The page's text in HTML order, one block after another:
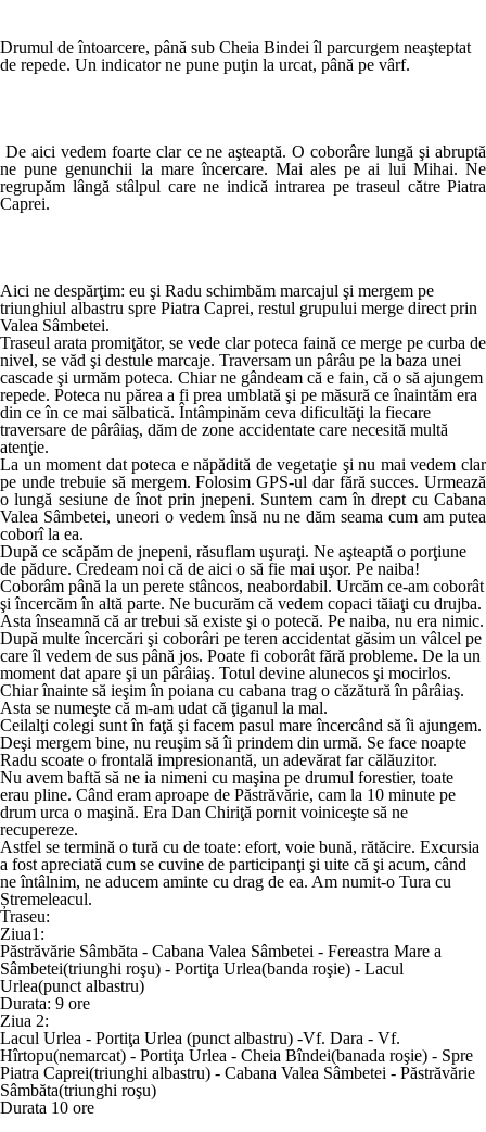
Drumul de întoarcere, până sub Cheia Bindei îl parcurgem neaşteptat
de repede. Un indicator ne pune puţin la urcat, până pe vârf.
De aici vedem foarte clar ce ne aşteaptă. O coborâre lungă şi abruptă
ne pune genunchii la mare încercare. Mai ales pe ai lui Mihai. Ne
regrupăm lângă stâlpul care ne indică intrarea pe traseul către Piatra
Caprei.
Aici ne despărţim: eu şi Radu schimbăm marcajul şi mergem pe
triunghiul albastru spre Piatra Caprei, restul grupului merge direct prin
Valea Sâmbetei.
Traseul arata promiţător, se vede clar poteca faină ce merge pe curba de
nivel, se văd şi destule marcaje. Traversam un pârâu pe la baza unei
cascade şi urmăm poteca. Chiar ne gândeam că e fain, că o să ajungem
repede. Poteca nu părea a fi prea umblată şi pe măsură ce înaintăm era
din ce în ce mai sălbatică. Întâmpinăm ceva dificultăţi la fiecare
traversare de pârâiaş, dăm de zone accidentate care necesită multă
atenţie.
La un moment dat poteca e năpădită de vegetaţie şi nu mai vedem clar
pe unde trebuie să mergem. Folosim GPS-ul dar fără succes. Urmează
o lungă sesiune de înot prin jnepeni. Suntem cam în drept cu Cabana
Valea Sâmbetei, uneori o vedem însă nu ne dăm seama cum am putea
coborî la ea.
După ce scăpăm de jnepeni, răsuflam uşuraţi. Ne aşteaptă o porţiune
de pădure. Credeam noi că de aici o să fie mai uşor. Pe naiba!
Coborâm până la un perete stâncos, neabordabil. Urcăm ce-am coborât
şi încercăm în altă parte. Ne bucurăm că vedem copaci tăiaţi cu drujba.
Asta înseamnă că ar trebui să existe şi o potecă. Pe naiba, nu era nimic.
După multe încercări şi coborâri pe teren accidentat găsim un vâlcel pe
care îl vedem de sus până jos. Poate fi coborât fără probleme. De la un
moment dat apare şi un pârâiaş. Totul devine alunecos şi mocirlos.
Chiar înainte să ieşim în poiana cu cabana trag o căzătură în pârâiaş.
Asta se numeşte că m-am udat că ţiganul la mal.
Ceilalţi colegi sunt în faţă şi facem pasul mare încercând să îi ajungem.
Deşi mergem bine, nu reuşim să îi prindem din urmă. Se face noapte
Radu scoate o frontală impresionantă, un adevărat far călăuzitor.
Nu avem baftă să ne ia nimeni cu maşina pe drumul forestier, toate
erau pline. Când eram aproape de Păstrăvărie, cam la 10 minute pe
drum urca o maşină. Era Dan Chiriţă pornit voiniceşte să ne
recupereze.
Astfel se termină o tură cu de toate: efort, voie bună, rătăcire. Excursia
a fost apreciată cum se cuvine de participanţi şi uite că şi acum, când
ne întâlnim, ne aducem aminte cu drag de ea. Am numit-o Tura cu
Ștremeleacul.
Traseu:
Ziua1:
Păstrăvărie Sâmbăta - Cabana Valea Sâmbetei - Fereastra Mare a
Sâmbetei(triunghi roşu) - Portiţa Urlea(banda roşie) - Lacul
Urlea(punct albastru)
Durata: 9 ore
Ziua 2:
Lacul Urlea - Portiţa Urlea (punct albastru) -Vf. Dara - Vf.
Hîrtopu(nemarcat) - Portiţa Urlea - Cheia Bîndei(banada roşie) - Spre
Piatra Caprei(triunghi albastru) - Cabana Valea Sâmbetei - Păstrăvărie
Sâmbăta(triunghi roşu)
Durata 10 ore